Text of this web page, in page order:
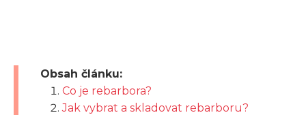
Obsah článku:
Co je rebarbora?
Jak vybrat a skladovat rebarboru?